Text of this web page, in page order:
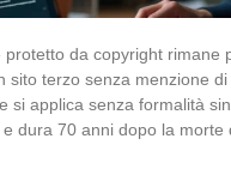
protetto da copyright rimane
sito terzo senza menzione
si applica senza formalità
e dura 70 anni dopo la